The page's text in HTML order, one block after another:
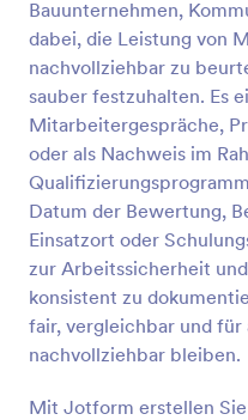
Bauunternehmen,
dabei, die Leistung von
nachvollziehbar zu
sauber festzuhalten. Es
Mitarbeitergespräche,
oder als Nachweis im
Datum der Bewertung,
Einsatzort oder
zur Arbeitssicherheit
konsistent zu
fair, vergleichbar und
nachvollziehbar bleiben.
Mit Jotform erstellen